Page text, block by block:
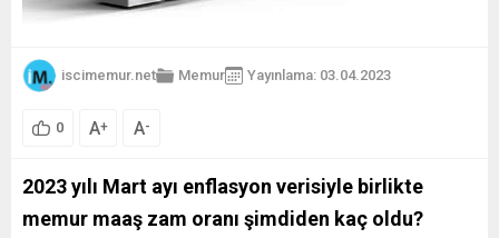
iscimemur.net Memur Yayınlama: 03.04.2023
0 A+ A-
2023 yılı Mart ayı enflasyon verisiyle birlikte
memur maaş zam oranı şimdiden kaç oldu?